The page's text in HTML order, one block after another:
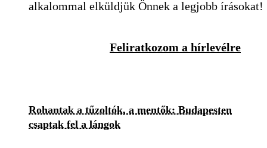
alkalommal elküldjük Önnek a legjobb írásokat!
Feliratkozom a hírlevélre
Rohantak a tűzoltók, a mentők: Budapesten
csaptak fel a lángok